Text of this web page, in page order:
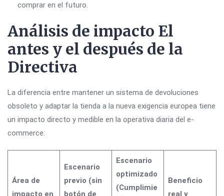
comprar en el futuro.
Análisis de impacto El
antes y el después de la
Directiva
La diferencia entre mantener un sistema de devoluciones
obsoleto y adaptar la tienda a la nueva exigencia europea tiene
un impacto directo y medible en la operativa diaria del e-
commerce:
Área de
impacto en
Escenario
previo (sin
botón de
Escenario
optimizado
(Cumplimie
Beneficio
real y